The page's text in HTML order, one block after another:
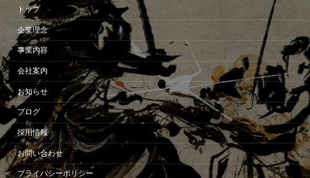
トップ
企業理念
事業内容
会社案内
お知らせ
ブログ
採用情報
お問い合わせ
プライバシーポリシー